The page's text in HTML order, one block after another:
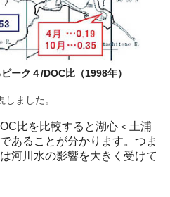
ーク４/DOC比（1998年）
ました。
比を比較すると湖心＜土浦
あることが分かります。つま
河川水の影響を大きく受けて